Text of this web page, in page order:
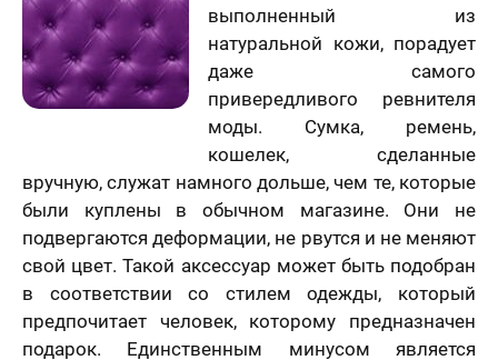
выполненный из
натуральной кожи, порадует
даже самого
привередливого ревнителя
моды. Сумка, ремень,
кошелек, сделанные
вручную, служат намного дольше, чем те, которые
были куплены в обычном магазине. Они не
подвергаются деформации, не рвутся и не меняют
свой цвет. Такой аксессуар может быть подобран
в соответствии со стилем одежды, который
предпочитает человек, которому предназначен
подарок. Единственным минусом является